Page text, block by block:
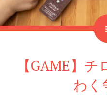
【GAME】
わく